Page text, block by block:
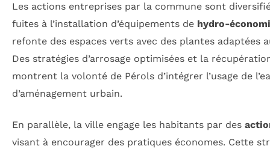
Les actions entreprises par la commune sont
fuites à l’installation d’équipements de hydro-
refonte des espaces verts avec des plantes adaptées
Des stratégies d’arrosage optimisées et la
montrent la volonté de Pérols d’intégrer l’usage de
d’aménagement urbain.
En parallèle, la ville engage les habitants par des
visant à encourager des pratiques économes. Cette